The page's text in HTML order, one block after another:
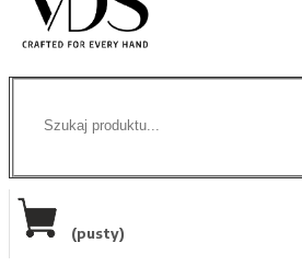
(pusty)